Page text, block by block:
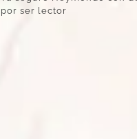
por ser lector